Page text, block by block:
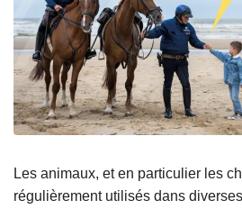
Les animaux, et en particulier les
régulièrement utilisés dans